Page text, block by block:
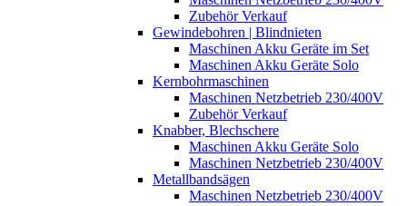
Zubehör Verkauf
Gewindebohren | Blindnieten
Maschinen Akku Geräte im Set
Maschinen Akku Geräte Solo
Kernbohrmaschinen
Maschinen Netzbetrieb 230/400V
Zubehör Verkauf
Knabber, Blechschere
Maschinen Akku Geräte Solo
Maschinen Netzbetrieb 230/400V
Metallbandsägen
Maschinen Netzbetrieb 230/400V